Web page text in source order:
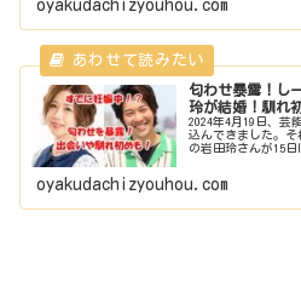
oyakudachizyouhou.com
匂わせ暴露！し
玲が結婚！馴れ
2024年4月19日、芸
込んできました。そ
の岩田玲さんが15
oyakudachizyouhou.com